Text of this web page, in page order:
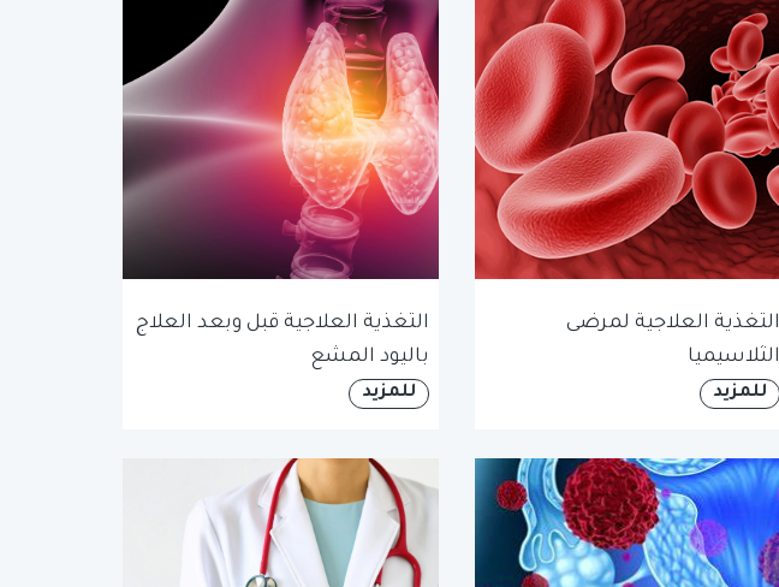
التغذية العلاجية لمرضى
الثلاسيميا
للمزيد
التغذية العلاجية قبل وبعد العلاج
باليود المشع
للمزيد